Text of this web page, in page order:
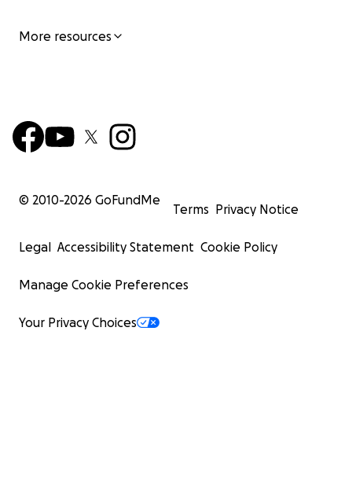
More resources
© 2010-2026 GoFundMe
Terms Privacy Notice
Legal Accessibility Statement Cookie Policy
Manage Cookie Preferences
Your Privacy Choices